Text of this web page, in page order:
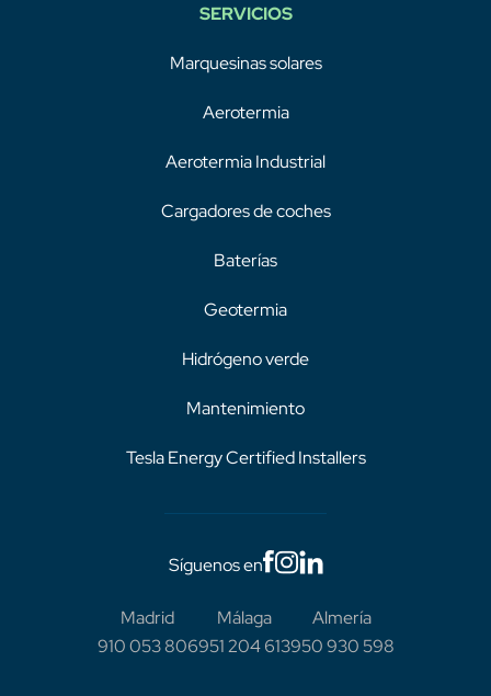
SERVICIOS
Marquesinas solares
Aerotermia
Aerotermia Industrial
Cargadores de coches
Baterías
Geotermia
Hidrógeno verde
Mantenimiento
Tesla Energy Certified Installers
Síguenos en
Madrid
910 053 806
Málaga
951 204 613
Almería
950 930 598